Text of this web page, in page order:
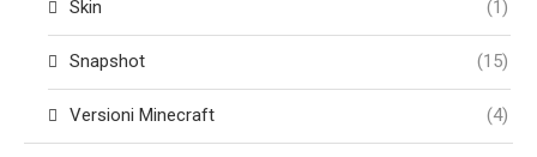
Skin (1)
Snapshot (15)
Versioni Minecraft (4)